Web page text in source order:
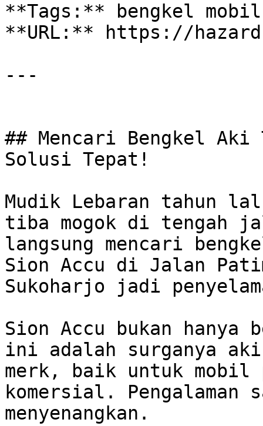
**Tags:** bengkel
**URL:** https://
---
## Mencari Bengkel Aki
Solusi Tepat!
Mudik Lebaran tahun
tiba mogok di tengah
langsung mencari
Sion Accu di Jalan
Sukoharjo jadi
Sion Accu bukan hanya
ini adalah surganya aki
merk, baik untuk mobil
komersial. Pengalaman
menyenangkan.